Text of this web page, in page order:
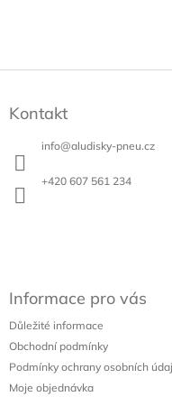
Kontakt
info@aludisky-pneu.cz
+420 607 561 234
Informace pro vás
Důležité informace
Obchodní podmínky
Podmínky ochrany osobních
Moje objednávka